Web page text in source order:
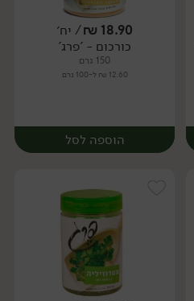
יח׳
18.90
₪/ יח׳
כורכום - 'פרג'
150 גרם
12.60 ₪ ל-100 גרם
הוספה לסל